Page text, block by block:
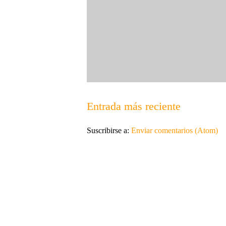
Entrada más reciente
Suscribirse a: Enviar comentarios (Atom)